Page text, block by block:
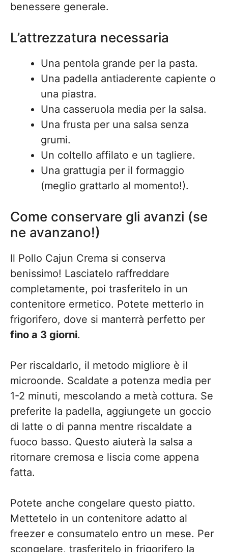
benessere generale.
L’attrezzatura necessaria
Una pentola grande per la pasta.
Una padella antiaderente capiente o
una piastra.
Una casseruola media per la salsa.
Una frusta per una salsa senza
grumi.
Un coltello affilato e un tagliere.
Una grattugia per il formaggio
(meglio grattarlo al momento!).
Come conservare gli avanzi (se
ne avanzano!)
Il Pollo Cajun Crema si conserva
benissimo! Lasciatelo raffreddare
completamente, poi trasferitelo in un
contenitore ermetico. Potete metterlo in
frigorifero, dove si manterrà perfetto per
fino a 3 giorni.
Per riscaldarlo, il metodo migliore è il
microonde. Scaldate a potenza media per
1-2 minuti, mescolando a metà cottura. Se
preferite la padella, aggiungete un goccio
di latte o di panna mentre riscaldate a
fuoco basso. Questo aiuterà la salsa a
ritornare cremosa e liscia come appena
fatta.
Potete anche congelare questo piatto.
Mettetelo in un contenitore adatto al
freezer e consumatelo entro un mese. Per
scongelare, trasferitelo in frigorifero la